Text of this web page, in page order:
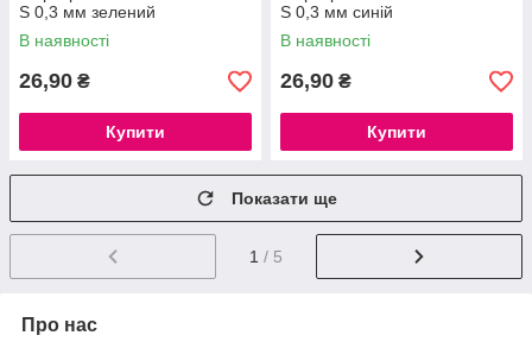
S 0,3 мм зелений
В наявності
26,90 ₴
Купити
S 0,3 мм синій
В наявності
26,90 ₴
Купити
Показати ще
1 / 5
Про нас